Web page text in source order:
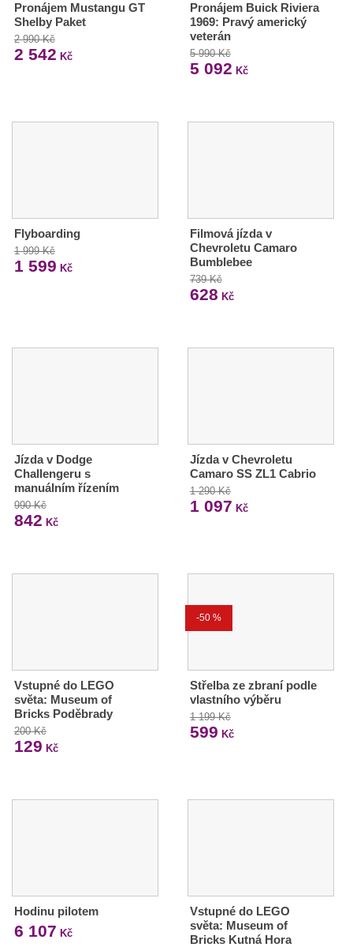
Pronájem Mustangu GT
Shelby Paket
2 990 Kč
2 542 Kč
Pronájem Buick Riviera
1969: Pravý americký
veterán
5 990 Kč
5 092 Kč
Flyboarding
1 999 Kč
1 599 Kč
Filmová jízda v
Chevroletu Camaro
Bumblebee
739 Kč
628 Kč
Jízda v Dodge
Challengeru s
manuálním řízením
990 Kč
842 Kč
Jízda v Chevroletu
Camaro SS ZL1 Cabrio
1 290 Kč
1 097 Kč
Vstupné do LEGO
světa: Museum of
Bricks Poděbrady
200 Kč
129 Kč
-50 %
Střelba ze zbraní podle
vlastního výběru
1 199 Kč
599 Kč
Hodinu pilotem
6 107 Kč
Vstupné do LEGO
světa: Museum of
Bricks Kutná Hora